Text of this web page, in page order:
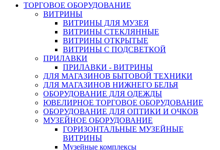
ТОРГОВОЕ ОБОРУДОВАНИЕ
ВИТРИНЫ
ВИТРИНЫ ДЛЯ МУЗЕЯ
ВИТРИНЫ СТЕКЛЯННЫЕ
ВИТРИНЫ ОТКРЫТЫЕ
ВИТРИНЫ С ПОДСВЕТКОЙ
ПРИЛАВКИ
ПРИЛАВКИ - ВИТРИНЫ
ДЛЯ МАГАЗИНОВ БЫТОВОЙ ТЕХНИКИ
ДЛЯ МАГАЗИНОВ НИЖНЕГО БЕЛЬЯ
ОБОРУДОВАНИЕ ДЛЯ ОДЕЖДЫ
ЮВЕЛИРНОЕ ТОРГОВОЕ ОБОРУДОВАНИЕ
ОБОРУДОВАНИЕ ДЛЯ ОПТИКИ И ОЧКОВ
МУЗЕЙНОЕ ОБОРУДОВАНИЕ
ГОРИЗОНТАЛЬНЫЕ МУЗЕЙНЫЕ
ВИТРИНЫ
Музейные комплексы